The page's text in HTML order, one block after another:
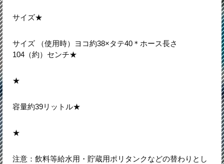
サイズ★
サイズ （使用時）ヨコ約38×タテ40＊ホース長さ
104（約）センチ★
★
容量約39リットル★
★
注意：飲料等給水用・貯蔵用ポリタンクなどの替わりとし